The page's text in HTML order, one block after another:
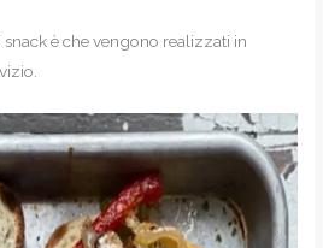
è che vengono realizzati in